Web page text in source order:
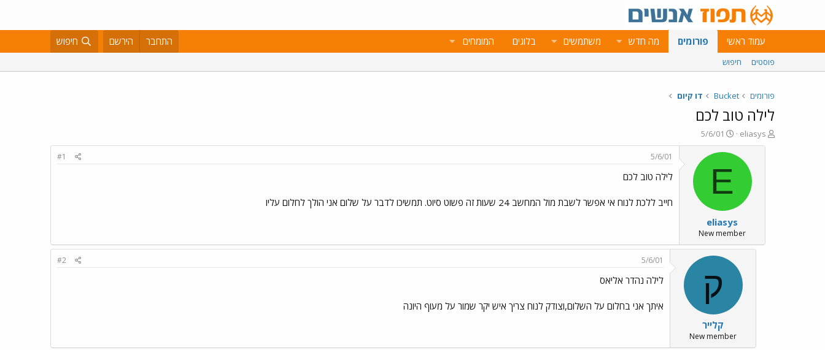
עמוד ראשי פורומים מה חדש משתמשים בלוגים המומחים התחבר הירשם חיפוש
פוסטים חיפוש
פורומים Bucket דו קיום
לילה טוב לכם
פ
ו
eliasys
פ
ו
ר
ם
ב
א
ר
י
ך
5/6/01
E
eliasys
New member
5/6/01
#1
לילה טוב לכם
חייב ללכת לנוח אי אפשר לשבת מול המחשב 24 שעות זה פשוט סיוט. תמשיכו לדבר על שלום אני הולך לחלום עליו
ק
קלייר
New member
5/6/01
#2
לילה נהדר אליאס
איתך אני בחלום על השלום,וצודק לנוח צריך איש יקר שמור על מעוף היונה